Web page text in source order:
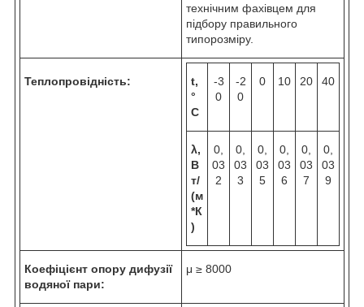
технічним фахівцем для
підбору правильного
типорозміру.
Теплопровідність:
t,
°
C
-3
0
-2
0
0 10 20 40
λ,
В
т/
(м
*К
)
0,
03
2
0,
03
3
0,
03
5
0,
03
6
0,
03
7
0,
03
9
Коефіцієнт опору дифузії
водяної пари:
μ ≥ 8000